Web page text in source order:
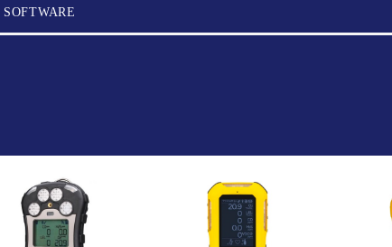
SOFTWARE